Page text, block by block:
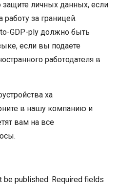
защите личных данных, если
за границей.
GDP-ply должно быть
если вы подаете
работодателя в
ха
в нашу компанию и
вам на все
be published. Required fields